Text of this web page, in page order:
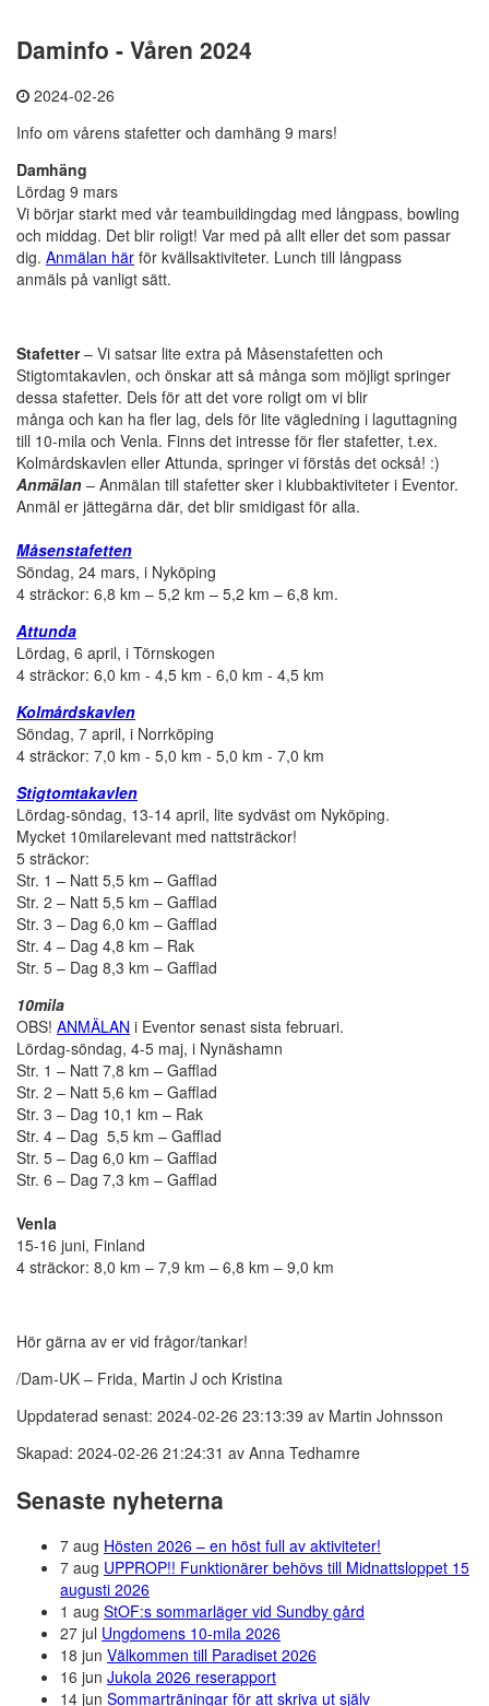
Daminfo - Våren 2024
2024-02-26
Info om vårens stafetter och damhäng 9 mars!
Damhäng
Lördag 9 mars
Vi börjar starkt med vår teambuildingdag med långpass, bowling
och middag. Det blir roligt! Var med på allt eller det som passar
dig. Anmälan här för kvällsaktiviteter. Lunch till långpass
anmäls på vanligt sätt.
Stafetter– Vi satsar lite extra på Måsenstafetten och
Stigtomtakavlen, och önskar att så många som möjligt springer
dessa stafetter. Dels för att det vore roligt om vi blir
många och kan ha fler lag, dels för lite vägledning i laguttagning
till 10-mila och Venla. Finns det intresse för fler stafetter, t.ex.
Kolmårdskavlen eller Attunda, springer vi förstås det också! :)
Anmälan – Anmälan till stafetter sker i klubbaktiviteter i Eventor.
Anmäl er jättegärna där, det blir smidigast för alla.
Måsenstafetten
Söndag, 24 mars, i Nyköping
4 sträckor: 6,8 km – 5,2 km – 5,2 km – 6,8 km.
Attunda
Lördag, 6 april, i Törnskogen
4 sträckor: 6,0 km - 4,5 km - 6,0 km - 4,5 km
Kolmårdskavlen
Söndag, 7 april, i Norrköping
4 sträckor: 7,0 km - 5,0 km - 5,0 km - 7,0 km
Stigtomtakavlen
Lördag-söndag, 13-14 april, lite sydväst om Nyköping.
Mycket 10milarelevant med nattsträckor!
5 sträckor:
Str. 1 – Natt 5,5 km – Gafflad
Str. 2 – Natt 5,5 km – Gafflad
Str. 3 – Dag 6,0 km – Gafflad
Str. 4 – Dag 4,8 km – Rak
Str. 5 – Dag 8,3 km – Gafflad
10mila
OBS! ANMÄLAN i Eventor senast sista februari.
Lördag-söndag, 4-5 maj, i Nynäshamn
Str. 1 – Natt 7,8 km – Gafflad
Str. 2 – Natt 5,6 km – Gafflad
Str. 3 – Dag 10,1 km – Rak
Str. 4 – Dag 5,5 km – Gafflad
Str. 5 – Dag 6,0 km – Gafflad
Str. 6 – Dag 7,3 km – Gafflad
Venla
15-16 juni, Finland
4 sträckor: 8,0 km – 7,9 km – 6,8 km – 9,0 km
Hör gärna av er vid frågor/tankar!
/Dam-UK – Frida, Martin J och Kristina
Uppdaterad senast: 2024-02-26 23:13:39 av Martin Johnsson
Skapad: 2024-02-26 21:24:31 av Anna Tedhamre
Senaste nyheterna
7 aug Hösten 2026 – en höst full av aktiviteter!
7 aug UPPROP!! Funktionärer behövs till Midnattsloppet 15
augusti 2026
1 aug StOF:s sommarläger vid Sundby gård
27 jul Ungdomens 10-mila 2026
18 jun Välkommen till Paradiset 2026
16 jun Jukola 2026 reserapport
14 jun Sommarträningar för att skriva ut själv